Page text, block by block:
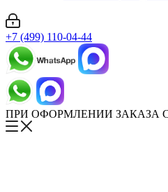
+7 (499) 110-04-44
ПРИ ОФОРМЛЕНИИ ЗАКАЗА